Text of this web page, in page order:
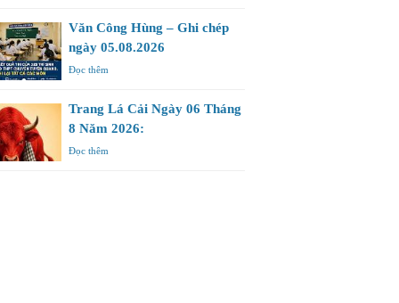
Văn Công Hùng – Ghi chép
ngày 05.08.2026
Đọc thêm
Trang Lá Cải Ngày 06 Tháng
8 Năm 2026:
Đọc thêm